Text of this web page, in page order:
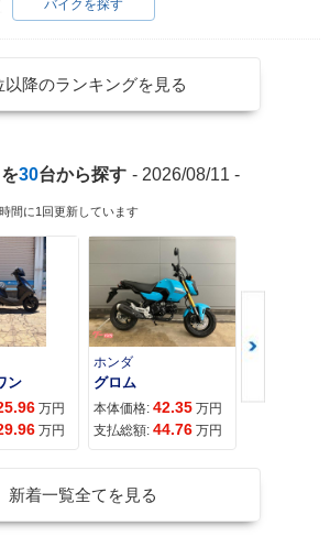
バイクを探す
以降のランキングを見る
30台から探す - 2026/08/11 -
間に1回更新しています
ン
万円
万円
ホンダ
グロム
本体価格: 42.35 万円
支払総額: 44.76 万円
新着一覧全てを見る